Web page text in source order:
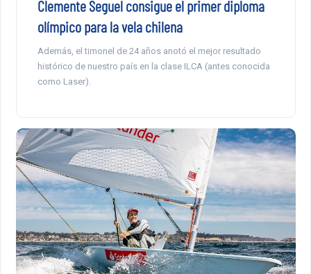
Clemente Seguel consigue el primer diploma
olímpico para la vela chilena
Además, el timonel de 24 años anotó el mejor resultado
histórico de nuestro país en la clase ILCA (antes conocida
como Laser).